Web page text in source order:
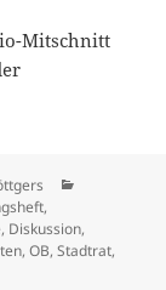
Mitschnitt
,
, Diskussion,
,OB,Stadtrat,
Ratssitzung